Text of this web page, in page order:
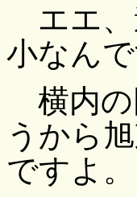
エエ、
小なんで
横内の
うから
ですよ。